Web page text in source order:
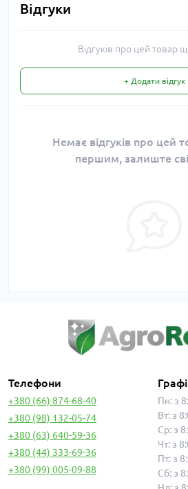
Відгуки
Відгуків про цей товар
+ Додати відгук
Немає відгуків про цей
першим, залиште
Телефони
+380 (66) 874-68-40
+380 (98) 132-05-74
+380 (63) 640-59-36
+380 (44) 333-69-36
+380 (99) 005-09-88
Пн: з
Вт: з
Ср: з
Чт: з
Пт: з
Сб: з